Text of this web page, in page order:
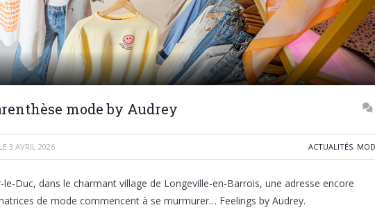
mode by Audrey
LE 3 AVRIL 2026 ACTUALITÉS,
Duc, dans le charmant village de Longeville-en-Barrois, une adresse encore
de mode commencent à se murmurer… Feelings by Audrey.